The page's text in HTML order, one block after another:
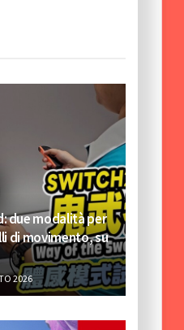
due modalità per
di movimento, su
2026